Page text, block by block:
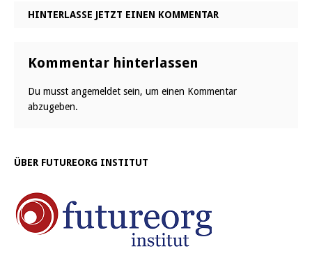
HINTERLASSE JETZT EINEN KOMMENTAR
Kommentar hinterlassen
Du musst angemeldet sein, um einen Kommentar
abzugeben.
ÜBER FUTUREORG INSTITUT